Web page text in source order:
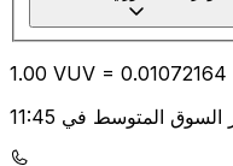
1.00 VUV = 0.01072164